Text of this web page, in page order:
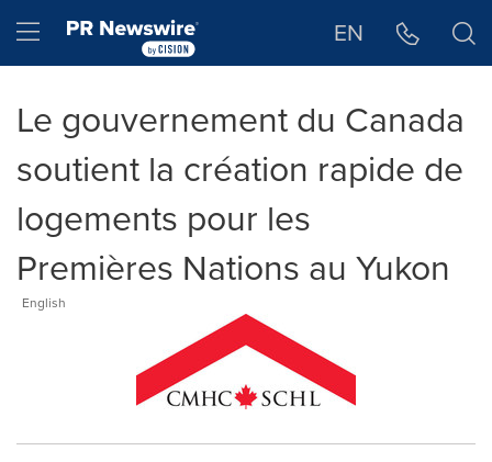
Hamburger menu EN
Le gouvernement du Canada
soutient la création rapide de
logements pour les
Premières Nations au Yukon
English